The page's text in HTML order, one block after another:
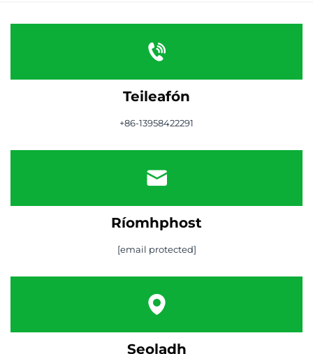
Teileafón
+86-13958422291
Ríomhphost
[email protected]
Seoladh